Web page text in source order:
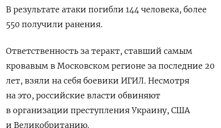
В результате атаки погибли 144 человека, более
550 получили ранения.
Ответственность за теракт, ставший самым
кровавым в Московском регионе за последние 20
лет, взяли на себя боевики ИГИЛ. Несмотря
на это, российские власти обвиняют
в организации преступления Украину, США
и Великобританию.